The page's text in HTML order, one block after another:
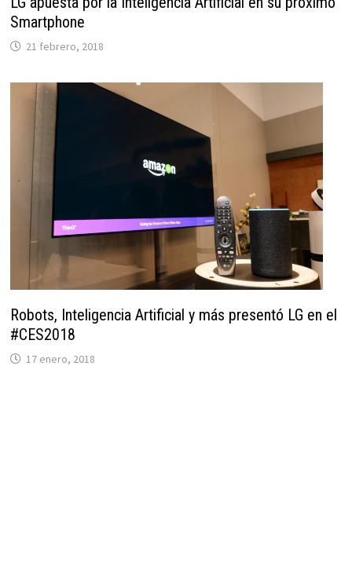
Smartphone
21 febrero, 2018
Robots, Inteligencia Artificial y más presentó LG en el
#CES2018
17 enero, 2018